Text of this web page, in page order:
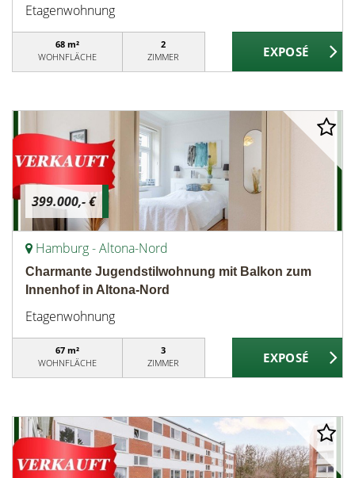
Etagenwohnung
68 m²
WOHNFLÄCHE
2
ZIMMER
399.000,- €
Hamburg - Altona-Nord
Charmante Jugendstilwohnung mit Balkon zum
Innenhof in Altona-Nord
Etagenwohnung
67 m²
WOHNFLÄCHE
3
ZIMMER